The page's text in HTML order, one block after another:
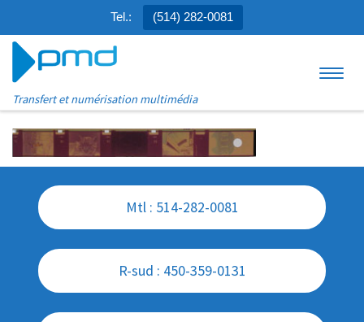
Tel.: (514) 282-0081
Transfert et numérisation multimédia
Mtl : 514-282-0081
R-sud : 450-359-0131